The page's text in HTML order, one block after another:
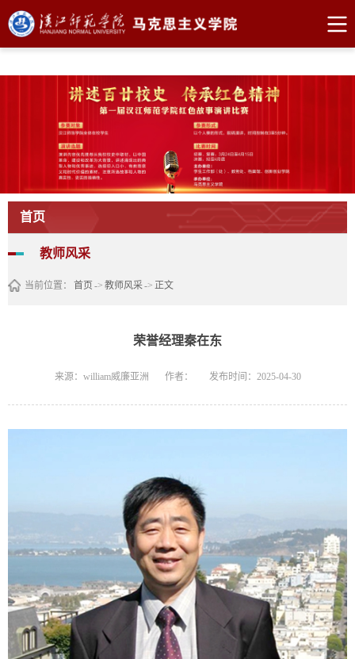
william威廉亚洲官方(中文)官方网站
首页
教师风采
当前位置： 首页 -> 教师风采-> 正文
荣誉经理秦在东
来源：william威廉亚洲 作者： 发布时间：2025-04-30